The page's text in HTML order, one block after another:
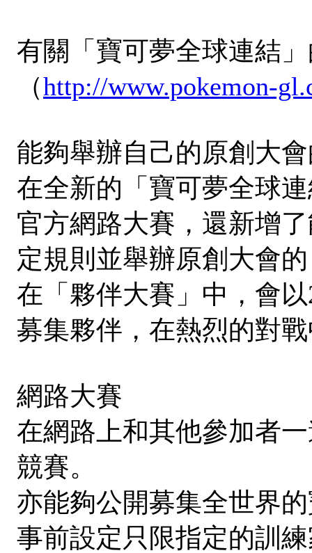
有關「寶可夢全球連結
（http://www.pokemon-
能夠舉辦自己的原創大
在全新的「寶可夢全球
官方網路大賽，還新增
定規則並舉辦原創大會
在「夥伴大賽」中，會
募集夥伴，在熱烈的對
網路大賽
在網路上和其他參加者
競賽。
亦能夠公開募集全世界
事前設定只限指定的訓